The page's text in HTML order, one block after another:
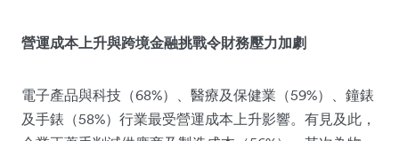
營運成本上升與跨境金融挑戰令財務壓力加劇
電子產品與科技（68%）、醫療及保健業（59%）、鐘錶
及手錶（58%）行業最受營運成本上升影響。有見及此，